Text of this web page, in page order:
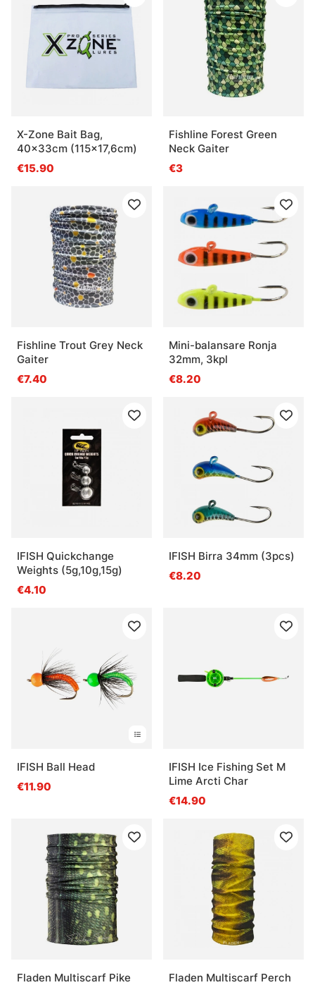
X-Zone Bait Bag,
40x33cm (115x17,6cm)
€15.90
Fishline Forest Green
Neck Gaiter
€3
Fishline Trout Grey Neck
Gaiter
€7.40
Mini-balansare Ronja
32mm, 3kpl
€8.20
IFISH Quickchange
Weights (5g,10g,15g)
€4.10
IFISH Birra 34mm (3pcs)
€8.20
IFISH Ball Head
€11.90
IFISH Ice Fishing Set M
Lime Arcti Char
€14.90
Fladen Multiscarf Pike
Fladen Multiscarf Perch